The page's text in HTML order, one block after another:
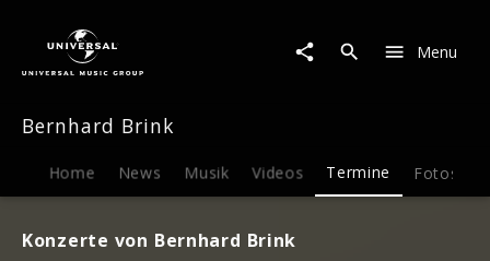
Termine
Menu
Bernhard Brink
Home News Musik Videos Termine Fotos
Konzerte von Bernhard Brink